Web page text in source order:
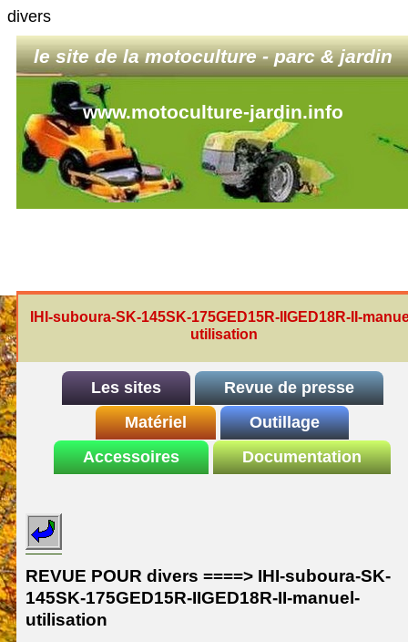
divers
le site de la motoculture - parc & jardin
www.motoculture-jardin.info
IHI-suboura-SK-145SK-175GED15R-IIGED18R-II-
utilisation
Les sites
INDEX
Le site de la
motoculture
Information sur
l'auteur /
Revue de presse
REDEXIM-et-Eliet
ELIET
Motobineuse ou
Motoculteur
Matériel
autoportee
SARP
Robomow
Outillage
Affuteuse
Accessoires
Documentation
REVUE POUR divers ====> IHI-suboura-SK-
145SK-175GED15R-IIGED18R-II-manuel-
utilisation